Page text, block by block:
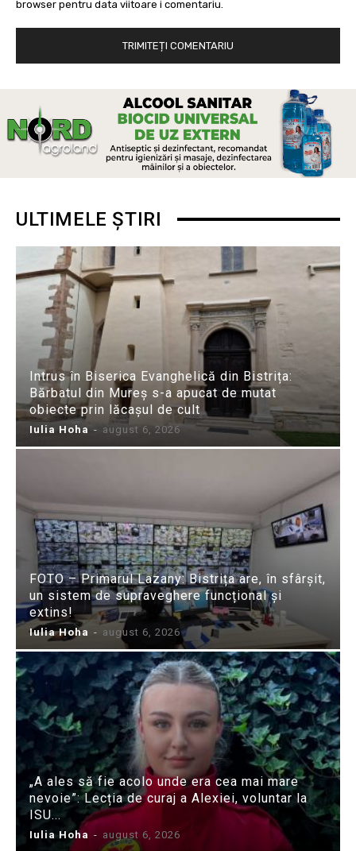
browser pentru data viitoare i comentariu.
ULTIMELE ȘTIRI
Intrus în Biserica Evanghelică din Bistrița:
Bărbatul din Mureș s-a apucat de mutat
obiecte prin lăcașul de cult
Iulia Hoha - august 6, 2026
FOTO – Primarul Lazany: Bistrița are, în sfârșit,
un sistem de supraveghere funcțional și
extins!
Iulia Hoha - august 6, 2026
„A ales să fie acolo unde era cea mai mare
nevoie”: Lecția de curaj a Alexiei, voluntar la
ISU...
Iulia Hoha - august 6, 2026